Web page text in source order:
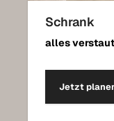
Schrank
alles
Jetzt